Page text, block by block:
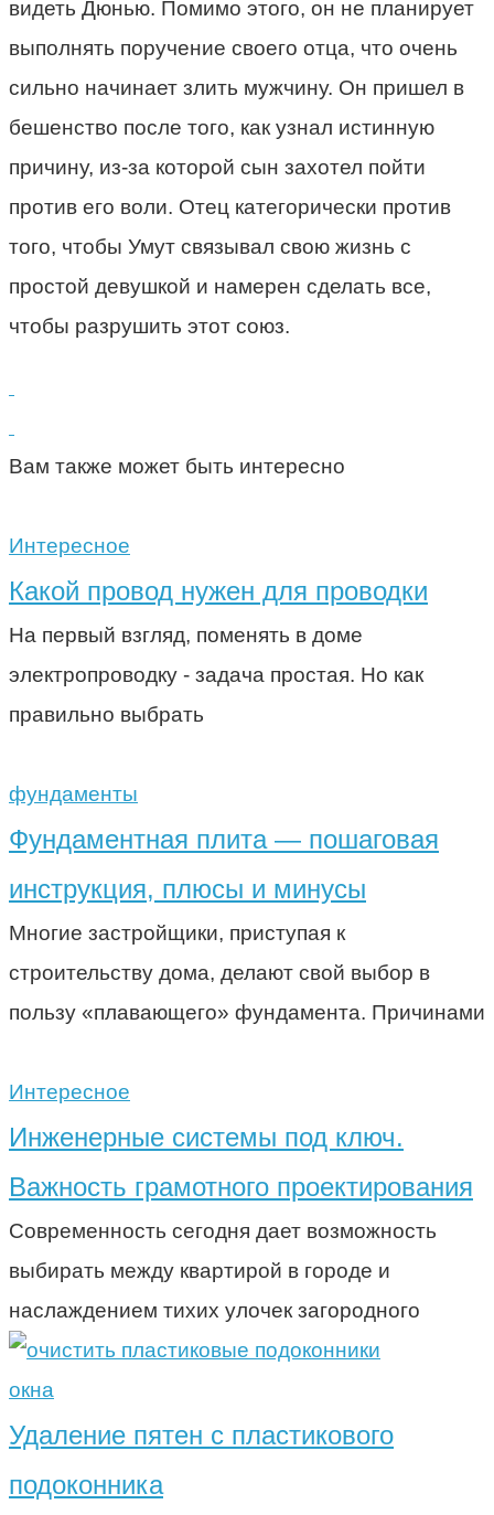
видеть Дюнью. Помимо этого, он не планирует
выполнять поручение своего отца, что очень
сильно начинает злить мужчину. Он пришел в
бешенство после того, как узнал истинную
причину, из-за которой сын захотел пойти
против его воли. Отец категорически против
того, чтобы Умут связывал свою жизнь с
простой девушкой и намерен сделать все,
чтобы разрушить этот союз.
Вам также может быть интересно
Интересное
Какой провод нужен для проводки
На первый взгляд, поменять в доме
электропроводку - задача простая. Но как
правильно выбрать
фундаменты
Фундаментная плита — пошаговая
инструкция, плюсы и минусы
Многие застройщики, приступая к
строительству дома, делают свой выбор в
пользу «плавающего» фундамента. Причинами
Интересное
Инженерные системы под ключ.
Важность грамотного проектирования
Современность сегодня дает возможность
выбирать между квартирой в городе и
наслаждением тихих улочек загородного
окна
Удаление пятен с пластикового
подоконника